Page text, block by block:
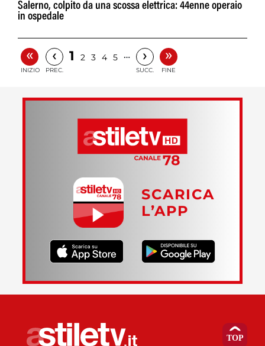
Salerno, colpito da una scossa elettrica: 44enne operaio
in ospedale
«
INIZIO
‹
PREC.
1 2 3 4 5 … ›
SUCC.
»
FINE
SCARICA
L’APP